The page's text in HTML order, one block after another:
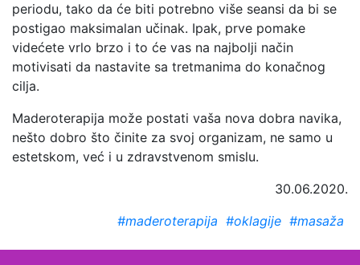
periodu, tako da će biti potrebno više seansi da bi se
postigao maksimalan učinak. Ipak, prve pomake
videćete vrlo brzo i to će vas na najbolji način
motivisati da nastavite sa tretmanima do konačnog
cilja.
Maderoterapija može postati vaša nova dobra navika,
nešto dobro što činite za svoj organizam, ne samo u
estetskom, već i u zdravstvenom smislu.
30.06.2020.
#maderoterapija #oklagije #masaža